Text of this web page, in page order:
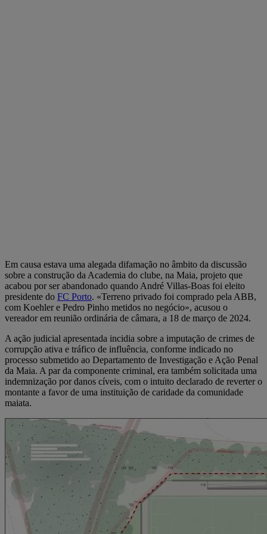
Em causa estava uma alegada difamação no âmbito da discussão
sobre a construção da Academia do clube, na Maia, projeto que
acabou por ser abandonado quando André Villas‑Boas foi eleito
presidente do FC Porto. «Terreno privado foi comprado pela ABB,
com Koehler e Pedro Pinho metidos no negócio», acusou o
vereador em reunião ordinária de câmara, a 18 de março de 2024.
A ação judicial apresentada incidia sobre a imputação de crimes de
corrupção ativa e tráfico de influência, conforme indicado no
processo submetido ao Departamento de Investigação e Ação Penal
da Maia. A par da componente criminal, era também solicitada uma
indemnização por danos cíveis, com o intuito declarado de reverter o
montante a favor de uma instituição de caridade da comunidade
maiata.